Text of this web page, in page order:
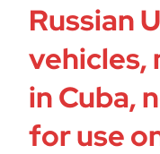
Russian
vehicles,
in Cuba,
for use